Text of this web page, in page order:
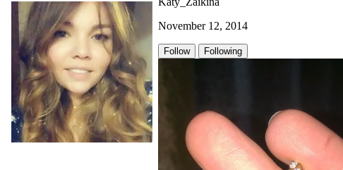
November 12, 2014
Follow Following